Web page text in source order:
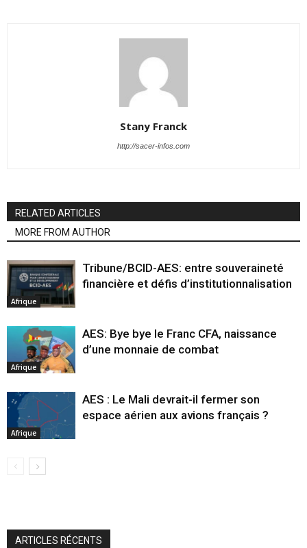
Stany Franck
http://sacer-infos.com
RELATED ARTICLES
MORE FROM AUTHOR
Afrique
Tribune/BCID-AES: entre souveraineté
financière et défis d’institutionnalisation
Afrique
AES: Bye bye le Franc CFA, naissance
d’une monnaie de combat
Afrique
AES : Le Mali devrait-il fermer son
espace aérien aux avions français ?
ARTICLES RÉCENTS